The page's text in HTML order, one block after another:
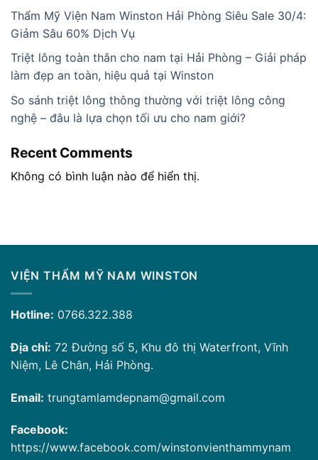
Thẩm Mỹ Viện Nam Winston Hải Phòng Siêu Sale 30/4:
Giảm Sâu 60% Dịch Vụ
Triệt lông toàn thân cho nam tại Hải Phòng – Giải pháp
làm đẹp an toàn, hiệu quả tại Winston
So sánh triệt lông thông thường với triệt lông công
nghệ – đâu là lựa chọn tối ưu cho nam giới?
Recent Comments
Không có bình luận nào để hiển thị.
VIỆN THẨM MỸ NAM WINSTON
Hotline: 0766.322.388
Địa chỉ: 72 Đường số 5, Khu đô thị Waterfront, Vĩnh
Niệm, Lê Chân, Hải Phòng.
Email: trungtamlamdepnam@gmail.com
Facebook:
https://www.facebook.com/winstonvienthammynam